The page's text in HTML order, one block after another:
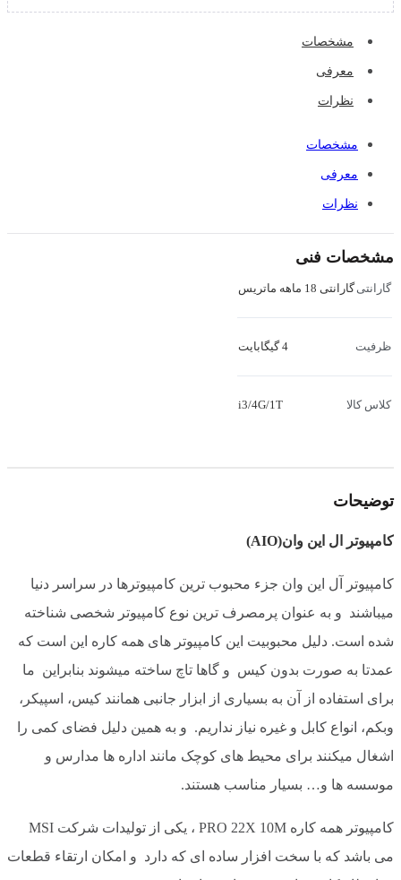
مشخصات
معرفی
نظرات
مشخصات
معرفی
نظرات
مشخصات فنی
گارانتی گارانتی 18 ماهه ماتریس
ظرفیت 4 گیگابایت
کلاس کالا i3/4G/1T
توضیحات
کامپیوتر ال این وان(AIO)
کامپیوتر آل این وان جزء محبوب ترین کامپیوترها در سراسر دنیا
میباشند و به عنوان پرمصرف‌ ترین نوع کامپیوتر شخصی شناخته
شده است. دلیل محبوبیت این کامپیوتر های همه کاره این است که
عمدتا به صورت بدون کیس و گاها تاچ ساخته میشوند بنابراین ما
برای استفاده از آن به بسیاری از ابزار جانبی همانند کیس، اسپیکر،
وبکم، انواع کابل و غیره نیاز نداریم. و به همین دلیل فضای کمی را
اشغال میکنند برای محیط‌ های کوچک مانند اداره ها مدارس و
موسسه ها و… بسیار مناسب هستند.
کامپیوتر همه کاره PRO 22X 10M ، یکی از تولیدات شرکت MSI
می‌ باشد که با سخت افزار ساده ای که دارد و امکان ارتقاء قطعات